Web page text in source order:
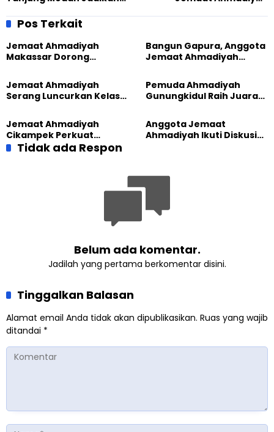
Sehat, Semangat Meski
Cuaca Kurang Bersahabat
Komitmen Sosial dan
Pos Terkait
Jemaat Ahmadiyah
Makassar Dorong
Lewat Edukasi Ekoteologi
Bangun Gapura, Anggota
Jemaat Ahmadiyah
Sambut HUT RI ke-81
Jemaat Ahmadiyah
Serang Luncurkan Kelas
Generasi Unggul
Pemuda Ahmadiyah
Gunungkidul Raih Juara
Jemaat Ahmadiyah
Cikampek Perkuat
Komitmen Bangun Masjid
Anggota Jemaat
Ahmadiyah Ikuti Diskusi
Tidak ada Respon
Belum ada komentar.
Jadilah yang pertama berkomentar disini.
Tinggalkan Balasan
Alamat email Anda tidak akan dipublikasikan. Ruas yang wajib
ditandai *